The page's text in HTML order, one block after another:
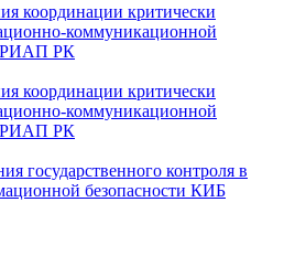
координации критически
коммуникационной
РК
координации критически
коммуникационной
РК
государственного контроля в
безопасности КИБ